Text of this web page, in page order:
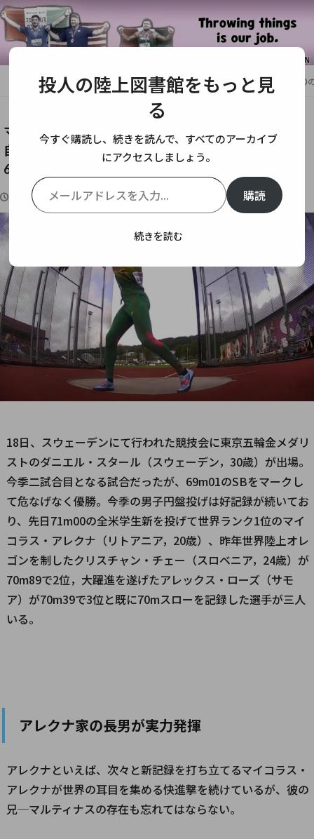
HOME 円盤投 マイコラスの兄、マルティナス・アレクナが
マイコラスの兄、マルティナス・アレクナが64m00の
自己新で東京銀のS.ペテションを破る！スタールも
69m01の今季ベスト
2023-05-19 2023-05-22 円盤投 martynas alekna 0件
18日、スウェーデンにて行われた競技会に東京五輪金メダリ
ストのダニエル・スタール（スウェーデン，30歳）が出場。
今季二試合目となる試合だったが、69m01のSBをマークし
て危なげなく優勝。今季の男子円盤投げは好記録が続いてお
り、先日71m00の全米学生新を投げて世界ランク1位のマイ
コラス・アレクナ（リトアニア，20歳）、昨年世界陸上オレ
ゴンを制したクリスチャン・チェー（スロベニア，24歳）が
70m89で2位，大躍進を遂げたアレックス・ローズ（サモ
ア）が70m39で3位と既に70mスローを記録した選手が三人
いる。
アレクナ家の長男が実力発揮
アレクナといえば、次々と新記録を打ち立てるマイコラス・
アレクナが世界の耳目を集める快進撃を続けているが、彼の
兄─マルティナスの存在も忘れてはならない。
投人の陸上図書館をもっと見
る
今すぐ購読し、続きを読んで、すべてのアーカイブ
にアクセスしましょう。
メールアドレスを入力...
購読
続きを読む